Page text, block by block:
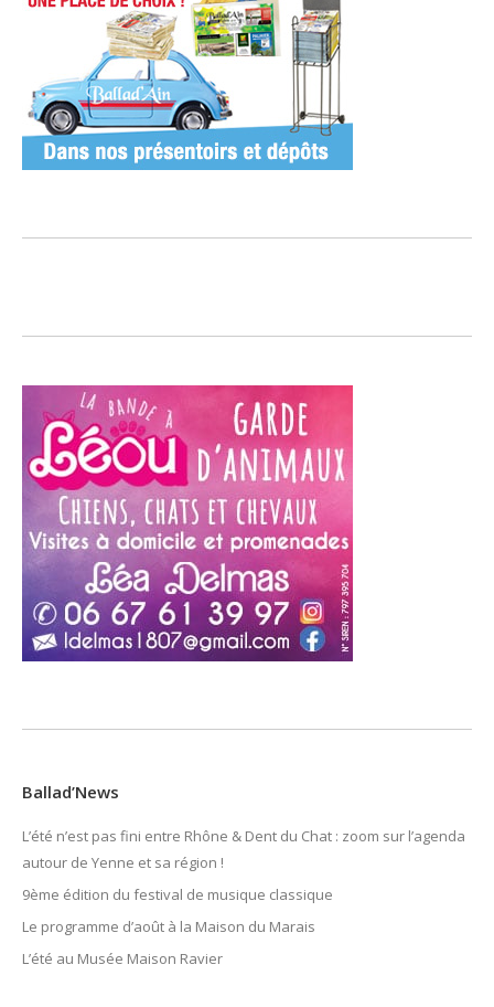
Ballad’News
L’été n’est pas fini entre Rhône & Dent du Chat : zoom sur l’agenda
autour de Yenne et sa région !
9ème édition du festival de musique classique
Le programme d’août à la Maison du Marais
L’été au Musée Maison Ravier